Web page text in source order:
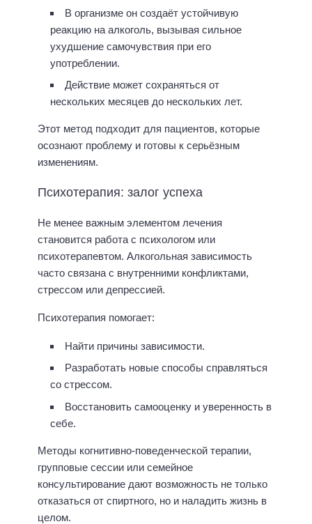
В организме он создаёт устойчивую
реакцию на алкоголь, вызывая сильное
ухудшение самочувствия при его
употреблении.
Действие может сохраняться от
нескольких месяцев до нескольких лет.
Этот метод подходит для пациентов, которые
осознают проблему и готовы к серьёзным
изменениям.
Психотерапия: залог успеха
Не менее важным элементом лечения
становится работа с психологом или
психотерапевтом. Алкогольная зависимость
часто связана с внутренними конфликтами,
стрессом или депрессией.
Психотерапия помогает:
Найти причины зависимости.
Разработать новые способы справляться
со стрессом.
Восстановить самооценку и уверенность в
себе.
Методы когнитивно-поведенческой терапии,
групповые сессии или семейное
консультирование дают возможность не только
отказаться от спиртного, но и наладить жизнь в
целом.